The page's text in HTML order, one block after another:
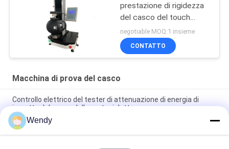
prestazione di rigidezza
del casco del touch
screen dello SpA
GB24429
negotiable MOQ:1 insieme
CONTATTO
Macchina di prova del casco
Controllo elettrico del tester di attenuazione di energia di
impatto del casco della motocicletta
Resistenza del casco del motociclo al tester di penetrazione
con NELLM2015 COME NZS 2063
Wendy